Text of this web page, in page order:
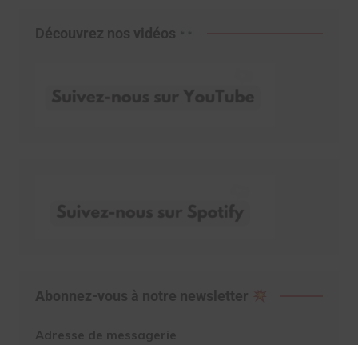
Découvrez nos vidéos
Abonnez-vous à notre newsletter
Adresse de messagerie